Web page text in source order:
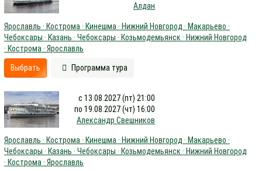
Алдан
Ярославль · Кострома · Кинешма · Нижний Новгород · Макарьево ·
Чебоксары · Казань · Чебоксары · Козьмодемьянск · Нижний Новгород
· Кострома · Ярославль
Выбрать Программа тура
с 13.08.2027 (пт) 21:00
по 19.08.2027 (чт) 16:00
Александр Свешников
Ярославль · Кострома · Кинешма · Нижний Новгород · Макарьево ·
Чебоксары · Казань · Чебоксары · Козьмодемьянск · Нижний Новгород
· Кострома · Ярославль